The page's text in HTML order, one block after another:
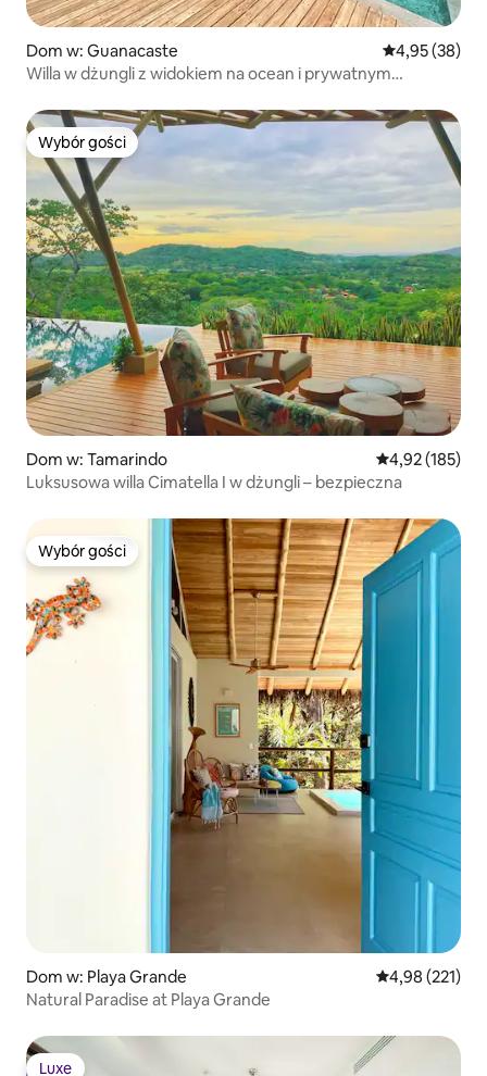
Dom w: Guanacaste Średnia
4,95 (38)
Willa w dżungli z widokiem na ocean i prywatnym
Wybór gości
Wybór gości
Dom w: Tamarindo Średnia
4,92 (185)
Luksusowa willa Cimatella I w dżungli – bezpieczna
Wybór gości
Wybór gości
Dom w: Playa Grande Średnia
4,98 (221)
Natural Paradise at Playa Grande
Luxe